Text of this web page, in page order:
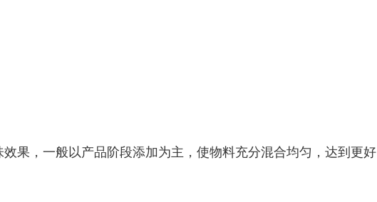
果，一般以产品阶段添加为主，使物料充分混合均匀，达到更